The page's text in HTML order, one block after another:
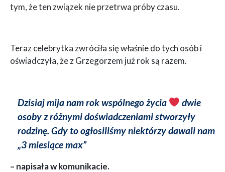
tym, że ten związek nie przetrwa próby czasu.
Teraz celebrytka zwróciła się właśnie do tych osób i
oświadczyła, że z Grzegorzem już rok są razem.
Dzisiaj mija nam rok wspólnego życia
dwie
osoby z różnymi doświadczeniami stworzyły
rodzinę. Gdy to ogłosiliśmy niektórzy dawali nam
„3 miesiące max”
– napisała w komunikacie.